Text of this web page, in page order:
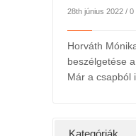
28th június 2022 / 0
Horváth
beszélgetése
Már a csapból